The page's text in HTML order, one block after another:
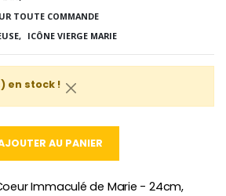
€5.00
TOUTE COMMANDE
ICÔNE VIERGE MARIE
en stock !
AU PANIER
Immaculé de Marie - 24cm,